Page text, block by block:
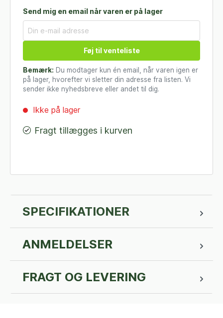
Send mig en email når varen er på lager
Føj til venteliste
Bemærk: Du modtager kun én email, når varen igen er
på lager, hvorefter vi sletter din adresse fra listen. Vi
sender ikke nyhedsbreve eller andet til dig.
Ikke på lager
Fragt tillægges i kurven
SPECIFIKATIONER
ANMELDELSER
FRAGT OG LEVERING